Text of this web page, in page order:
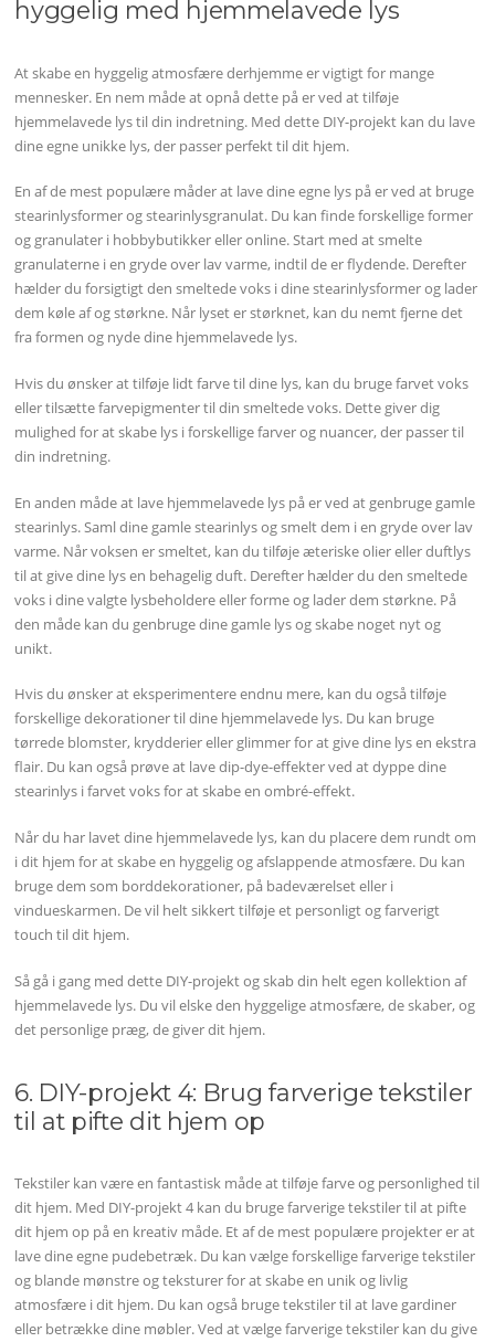
hyggelig med hjemmelavede lys
At skabe en hyggelig atmosfære derhjemme er vigtigt for mange
mennesker. En nem måde at opnå dette på er ved at tilføje
hjemmelavede lys til din indretning. Med dette DIY-projekt kan du lave
dine egne unikke lys, der passer perfekt til dit hjem.
En af de mest populære måder at lave dine egne lys på er ved at bruge
stearinlysformer og stearinlysgranulat. Du kan finde forskellige former
og granulater i hobbybutikker eller online. Start med at smelte
granulaterne i en gryde over lav varme, indtil de er flydende. Derefter
hælder du forsigtigt den smeltede voks i dine stearinlysformer og lader
dem køle af og størkne. Når lyset er størknet, kan du nemt fjerne det
fra formen og nyde dine hjemmelavede lys.
Hvis du ønsker at tilføje lidt farve til dine lys, kan du bruge farvet voks
eller tilsætte farvepigmenter til din smeltede voks. Dette giver dig
mulighed for at skabe lys i forskellige farver og nuancer, der passer til
din indretning.
En anden måde at lave hjemmelavede lys på er ved at genbruge gamle
stearinlys. Saml dine gamle stearinlys og smelt dem i en gryde over lav
varme. Når voksen er smeltet, kan du tilføje æteriske olier eller duftlys
til at give dine lys en behagelig duft. Derefter hælder du den smeltede
voks i dine valgte lysbeholdere eller forme og lader dem størkne. På
den måde kan du genbruge dine gamle lys og skabe noget nyt og
unikt.
Hvis du ønsker at eksperimentere endnu mere, kan du også tilføje
forskellige dekorationer til dine hjemmelavede lys. Du kan bruge
tørrede blomster, krydderier eller glimmer for at give dine lys en ekstra
flair. Du kan også prøve at lave dip-dye-effekter ved at dyppe dine
stearinlys i farvet voks for at skabe en ombré-effekt.
Når du har lavet dine hjemmelavede lys, kan du placere dem rundt om
i dit hjem for at skabe en hyggelig og afslappende atmosfære. Du kan
bruge dem som borddekorationer, på badeværelset eller i
vindueskarmen. De vil helt sikkert tilføje et personligt og farverigt
touch til dit hjem.
Så gå i gang med dette DIY-projekt og skab din helt egen kollektion af
hjemmelavede lys. Du vil elske den hyggelige atmosfære, de skaber, og
det personlige præg, de giver dit hjem.
6. DIY-projekt 4: Brug farverige tekstiler
til at pifte dit hjem op
Tekstiler kan være en fantastisk måde at tilføje farve og personlighed til
dit hjem. Med DIY-projekt 4 kan du bruge farverige tekstiler til at pifte
dit hjem op på en kreativ måde. Et af de mest populære projekter er at
lave dine egne pudebetræk. Du kan vælge forskellige farverige tekstiler
og blande mønstre og teksturer for at skabe en unik og livlig
atmosfære i dit hjem. Du kan også bruge tekstiler til at lave gardiner
eller betrække dine møbler. Ved at vælge farverige tekstiler kan du give